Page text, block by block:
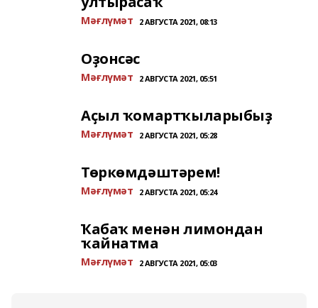
Мәғлүмәт 2 АВГУСТА 2021, 08:13
Оҙонсәс
Мәғлүмәт 2 АВГУСТА 2021, 05:51
Аҫыл ҡомартҡыларыбыҙ
Мәғлүмәт 2 АВГУСТА 2021, 05:28
Төркөмдәштәрем!
Мәғлүмәт 2 АВГУСТА 2021, 05:24
Ҡабаҡ менән лимондан
ҡайнатма
Мәғлүмәт 2 АВГУСТА 2021, 05:03